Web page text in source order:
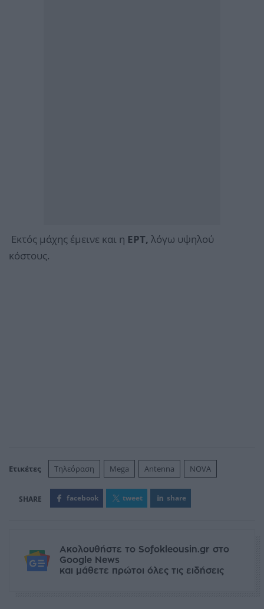
Εκτός μάχης έμεινε και η ΕΡΤ, λόγω υψηλού
κόστους.
Ετικέτες Τηλεόραση Mega Antenna NOVA
facebook tweet share
Ακολουθήστε το Sofokleousin.gr στο
Google News
και μάθετε πρώτοι όλες τις ειδήσεις